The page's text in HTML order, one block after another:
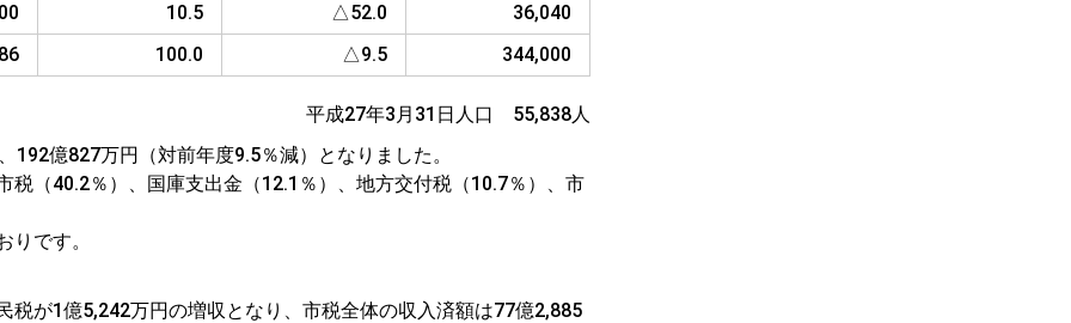
10.5 △52.0
36,040
100.0 △9.5 344,000
平成27年3月31日人口 55,838人
億827万円（対前年度9.5％減）となりました。
（40.2％）、国庫支出金（12.1％）、地方交付税（10.7％）、市
です。
が1億5,242万円の増収となり、市税全体の収入済額は77億2,885